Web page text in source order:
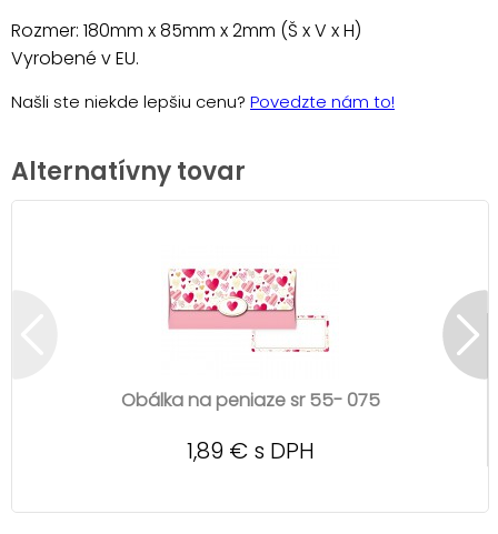
Rozmer: 180mm x 85mm x 2mm (Š x V x H)
Vyrobené v EU.
Našli ste niekde lepšiu cenu? Povedzte nám to!
Alternatívny tovar
Obálka na peniaze sr 55- 075
1,89 € s DPH